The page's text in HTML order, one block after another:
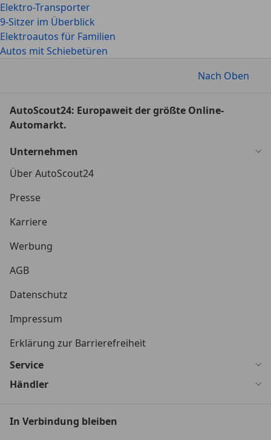
Elektro-Transporter
9-Sitzer im Überblick
Elektroautos für Familien
Autos mit Schiebetüren
Nach Oben
AutoScout24: Europaweit der größte Online-
Automarkt.
Unternehmen
Über AutoScout24
Presse
Karriere
Werbung
AGB
Datenschutz
Impressum
Erklärung zur Barrierefreiheit
Service
Händler
In Verbindung bleiben